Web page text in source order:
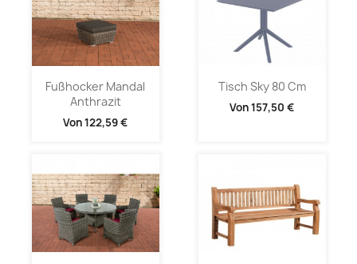
Fußhocker Mandal
Anthrazit
Von122,59 €
Tisch Sky 80 Cm
Von157,50 €